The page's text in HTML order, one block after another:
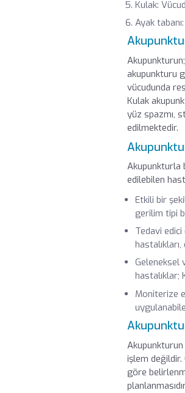
Kulak:
Ayak
akupunkturu
vücudunda
Kulak
yüz spazmı,
edilmektedir.
Akupunkturla
edilebilen
Etkili bir
gerilim tipi
Tedavi
Geleneksel
hastalıklar;
Moniterize
işlem değildir.
göre